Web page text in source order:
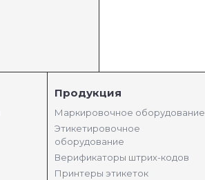
Продукция
Маркировочное оборудование
Этикетировочное
оборудование
Верификаторы штрих-кодов
Принтеры этикеток